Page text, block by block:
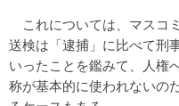
これについては、マスコ
送検は「逮捕」に比べて刑
いったことを鑑みて、人権
称が基本的に使われないの